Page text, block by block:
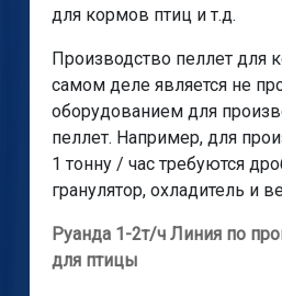
для кормов птиц и т.д.
Производство пеллет для
самом деле является не
оборудованием для
пеллет. Например, для
1 тонну / час требуются
гранулятор, охладитель и
Руанда 1-2т/ч Линия по
для птицы